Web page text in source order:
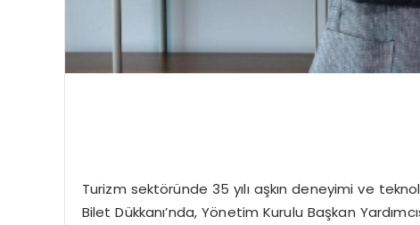
Turizm sektöründe 35 yılı aşkın deneyimi ve
Bilet Dükkanı’nda, Yönetim Kurulu Başkan